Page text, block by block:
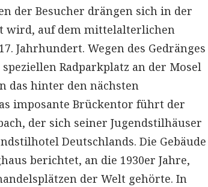
der Besucher drängen sich in der
wird, auf dem mittelalterlichen
Jahrhundert. Wegen des Gedränges
Radparkplatz an der Mosel
das hinter den nächsten
imposante Brückentor führt der
der sich seiner Jugendstilhäuser
Deutschlands. Die Gebäude
berichtet, an die 1930er Jahre,
der Welt gehörte. In